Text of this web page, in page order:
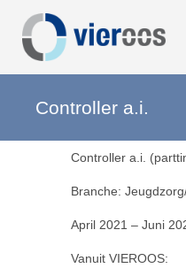
naar
inhoud
Home
Activiteiten
Controller a.i.
Controller a.i.
Branche:
April 2021 – Juni
Vanuit VIEROOS: